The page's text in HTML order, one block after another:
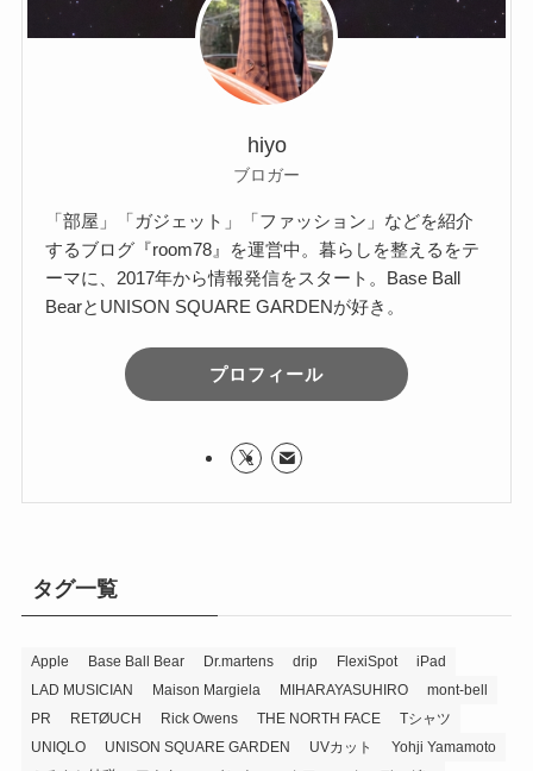
hiyo
ブロガー
「部屋」「ガジェット」「ファッション」などを紹介
するブログ『room78』を運営中。暮らしを整えるをテ
ーマに、2017年から情報発信をスタート。Base Ball
BearとUNISON SQUARE GARDENが好き。
プロフィール
タグ一覧
Apple Base Ball Bear Dr.martens drip FlexiSpot
iPad
LAD MUSICIAN
Maison Margiela MIHARAYASUHIRO
mont-bell
PR
RETØUCH Rick Owens THE NORTH FACE
Tシャツ
UNIQLO
UNISON SQUARE GARDEN UVカット
Yohji Yamamoto